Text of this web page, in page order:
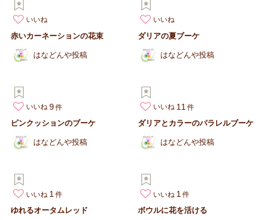
いいね
赤いカーネーションの花束
はなどんや投稿
いいね
ダリアの夏ブーケ
はなどんや投稿
いいね 9
ピンクッションのブーケ
はなどんや投稿
いいね 11
ダリアとカラーのパラレルブーケ
はなどんや投稿
いいね 1
ゆれるオータムレッド
いいね 1
ボウルに花を活ける